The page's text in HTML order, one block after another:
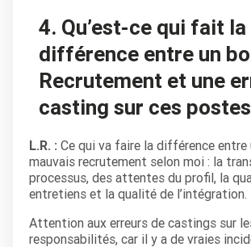
4. Qu’est-ce qui fait la
différence entre un
Recrutement et une
casting sur ces
L.R. : Ce qui va faire la différence entre
mauvais recrutement selon moi : la
processus, des attentes du profil, la
entretiens et la qualité de l’intégration.
Attention aux erreurs de castings sur
responsabilités, car il y a de vraies